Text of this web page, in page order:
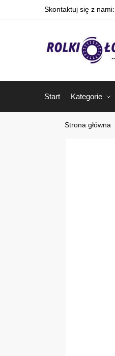
Skontaktuj się z nami:
Start Kategorie
Strona główna